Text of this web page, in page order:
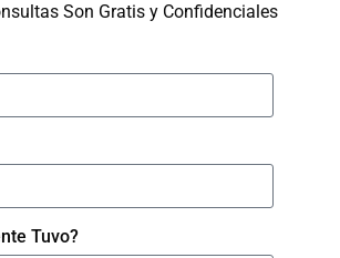
Son Gratis y Confidenciales
Tuvo?